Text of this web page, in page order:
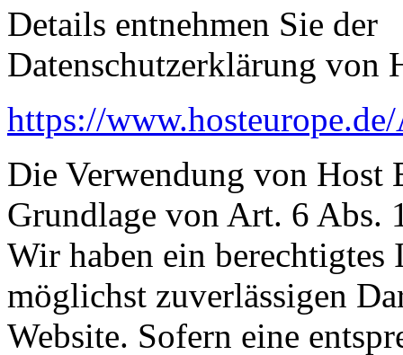
Details entnehmen Sie der
Datenschutzerklärung von
https://
Die Verwendung von Host
Grundlage von Art. 6 Abs.
Wir haben ein berechtigtes
möglichst zuverlässigen
Website. Sofern eine